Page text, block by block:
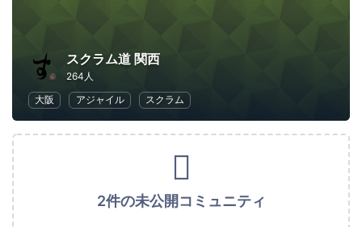
スクラム道 関西
264人
大阪
アジャイル スクラム
2件の未公開コミュニティ